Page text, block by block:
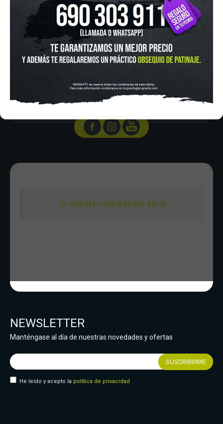
In-Gravity roller&skate shop
IN-GRAVITY MADRID RETIRO
Pza. Mariano de Cavia, 2
Tel.:915 524 553
in-gravity@in-gravity.com
Sabado De 10:00 - 20:30
NEWSLETTER
Manténgase al día de nuestras novedades y ofertas
He leído y acepto la política de privacidad